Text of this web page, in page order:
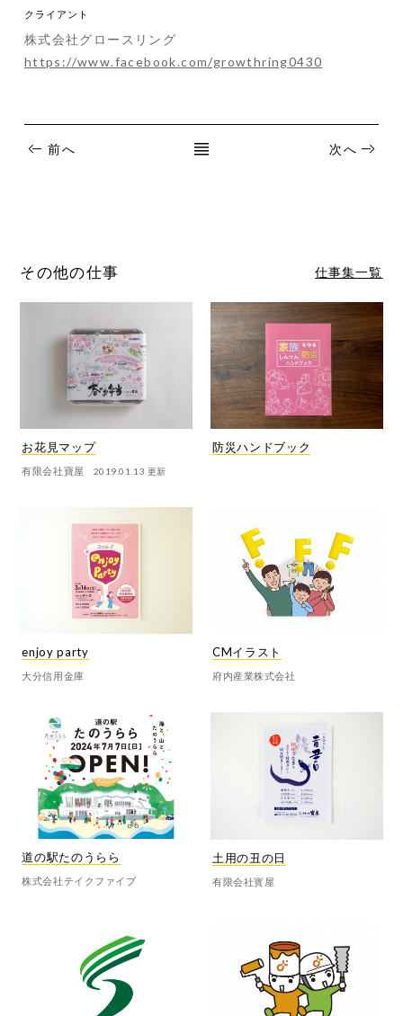
クライアント
株式会社グロースリング
https://www.facebook.com/growthring0430
前へ 次へ
その他の仕事 仕事集一覧
お花見マップ
有限会社寶屋 2019.01.13 更新
防災ハンドブック
enjoy party
大分信用金庫
CMイラスト
府内産業株式会社
道の駅たのうらら
株式会社テイクファイブ
土用の丑の日
有限会社寳屋